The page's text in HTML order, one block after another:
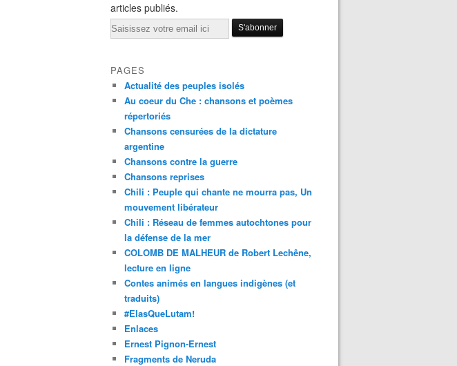
articles publiés.
Email
PAGES
Actualité des peuples isolés
Au coeur du Che : chansons et poèmes
répertoriés
Chansons censurées de la dictature
argentine
Chansons contre la guerre
Chansons reprises
Chili : Peuple qui chante ne mourra pas, Un
mouvement libérateur
Chili : Réseau de femmes autochtones pour
la défense de la mer
COLOMB DE MALHEUR de Robert Lechêne,
lecture en ligne
Contes animés en langues indigènes (et
traduits)
#ElasQueLutam!
Enlaces
Ernest Pignon-Ernest
Fragments de Neruda